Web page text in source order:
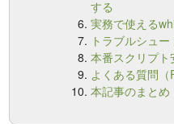
する
実務で使える
トラブルシュ
本番スクリプト
よくある質問（
本記事のまとめ